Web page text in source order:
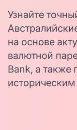
Узнайте
на основе
валютной
Bank, а также